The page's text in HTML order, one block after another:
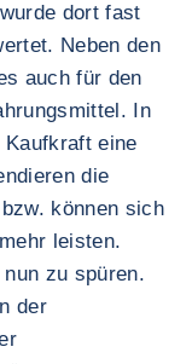
dort fast
Neben den
auch für den
In
eine
die
können sich
leisten.
zu spüren.
der